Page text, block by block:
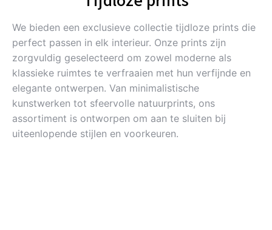
We bieden een exclusieve collectie tijdloze prints die
perfect passen in elk interieur. Onze prints zijn
zorgvuldig geselecteerd om zowel moderne als
klassieke ruimtes te verfraaien met hun verfijnde en
elegante ontwerpen. Van minimalistische
kunstwerken tot sfeervolle natuurprints, ons
assortiment is ontworpen om aan te sluiten bij
uiteenlopende stijlen en voorkeuren.